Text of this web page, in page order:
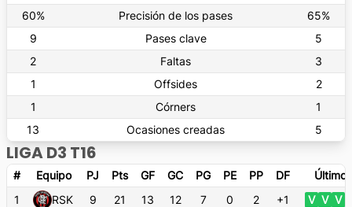
60% Precisión de los pases 65%
9
Pases clave
5
2
Faltas
3
1
Offsides
2
1
Córners
1
13
Ocasiones creadas 5
LIGA D3 T16
# Equipo PJ Pts GF GC PG PE PP DF
1
RSK 9 21 13 12 7 0 2 +1 V V V